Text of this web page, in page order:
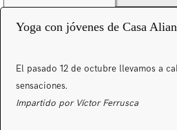
Yoga con jóvenes de Casa
El pasado 12 de octubre llevamos a
sensaciones.
Impartido por Víctor Ferrusca